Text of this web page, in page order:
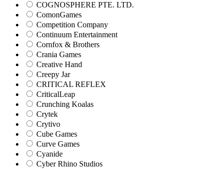
COGNOSPHERE PTE. LTD.
ComonGames
Competition Company
Continuum Entertainment
Cornfox & Brothers
Crania Games
Creative Hand
Creepy Jar
CRITICAL REFLEX
CriticalLeap
Crunching Koalas
Crytek
Crytivo
Cube Games
Curve Games
Cyanide
Cyber Rhino Studios